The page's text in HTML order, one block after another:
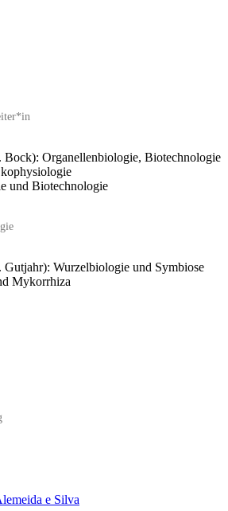
Bock): Organellenbiologie, Biotechnologie
und Biotechnologie
Wurzelbiologie und Symbiose
Mykorrhiza
e Silva